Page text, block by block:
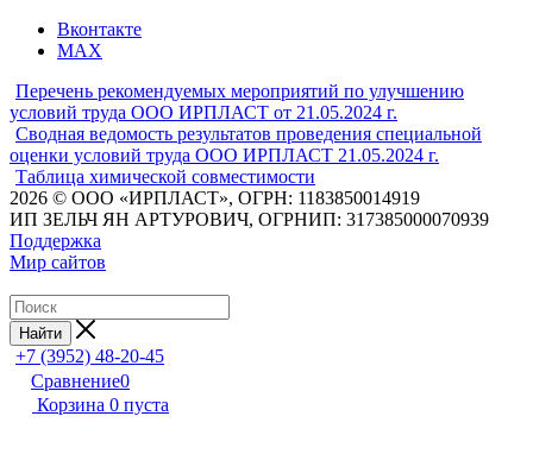
Вконтакте
MAX
Перечень рекомендуемых мероприятий по улучшению
условий труда ООО ИРПЛАСТ от 21.05.2024 г.
Сводная ведомость результатов проведения специальной
оценки условий труда ООО ИРПЛАСТ 21.05.2024 г.
Таблица химической совместимости
2026 © ООО «ИРПЛАСТ», ОГРН: 1183850014919
ИП ЗЕЛЬЧ ЯН АРТУРОВИЧ, ОГРНИП: 317385000070939
Поддержка
Мир сайтов
Найти
+7 (3952) 48-20-45
Сравнение0
Корзина 0 пуста